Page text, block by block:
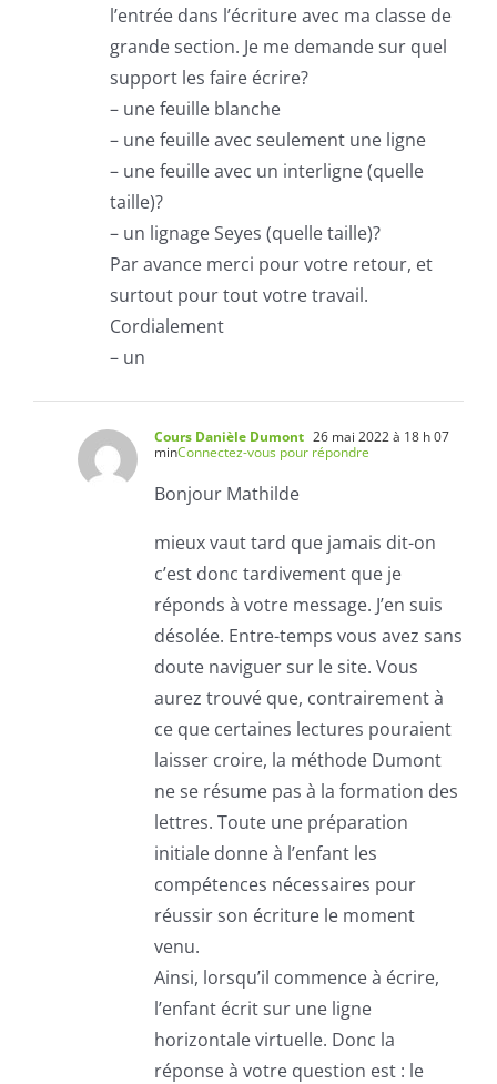
l’entrée dans l’écriture avec ma classe de
grande section. Je me demande sur quel
support les faire écrire?
– une feuille blanche
– une feuille avec seulement une ligne
– une feuille avec un interligne (quelle
taille)?
– un lignage Seyes (quelle taille)?
Par avance merci pour votre retour, et
surtout pour tout votre travail.
Cordialement
– un
Cours Danièle Dumont 26 mai 2022 à 18 h 07
minConnectez-vous pour répondre
Bonjour Mathilde
mieux vaut tard que jamais dit-on
c’est donc tardivement que je
réponds à votre message. J’en suis
désolée. Entre-temps vous avez sans
doute naviguer sur le site. Vous
aurez trouvé que, contrairement à
ce que certaines lectures pouraient
laisser croire, la méthode Dumont
ne se résume pas à la formation des
lettres. Toute une préparation
initiale donne à l’enfant les
compétences nécessaires pour
réussir son écriture le moment
venu.
Ainsi, lorsqu’il commence à écrire,
l’enfant écrit sur une ligne
horizontale virtuelle. Donc la
réponse à votre question est : le